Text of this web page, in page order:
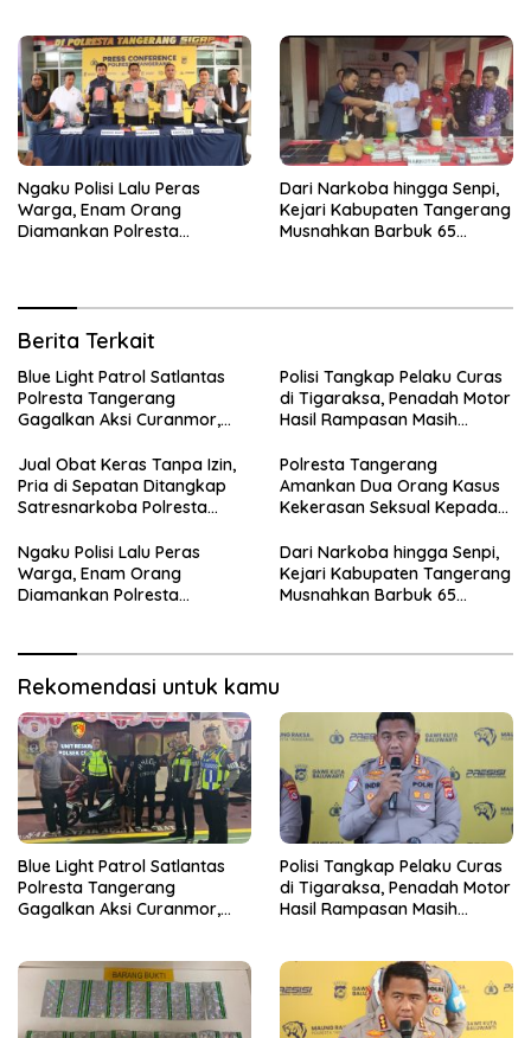
Ngaku Polisi Lalu Peras
Warga, Enam Orang
Diamankan Polresta
Dari Narkoba hingga Senpi,
Kejari Kabupaten Tangerang
Musnahkan Barbuk 65
Berita Terkait
Blue Light Patrol Satlantas
Polresta Tangerang
Gagalkan Aksi Curanmor,
Diamankan
Polisi Tangkap Pelaku Curas
di Tigaraksa, Penadah Motor
Hasil Rampasan Masih
Jual Obat Keras Tanpa Izin,
Pria di Sepatan Ditangkap
Satresnarkoba Polresta
Polresta Tangerang
Amankan Dua Orang Kasus
Kekerasan Seksual Kepada
Ngaku Polisi Lalu Peras
Warga, Enam Orang
Diamankan Polresta
Dari Narkoba hingga Senpi,
Kejari Kabupaten Tangerang
Musnahkan Barbuk 65
Rekomendasi untuk kamu
Blue Light Patrol Satlantas
Polresta Tangerang
Gagalkan Aksi Curanmor,
Polisi Tangkap Pelaku Curas
di Tigaraksa, Penadah Motor
Hasil Rampasan Masih